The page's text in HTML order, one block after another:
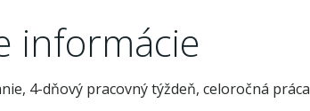
informácie
4-dňový pracovný týždeň, celoročná práca